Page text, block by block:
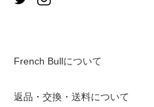
French Bullについて
返品・交換・送料について